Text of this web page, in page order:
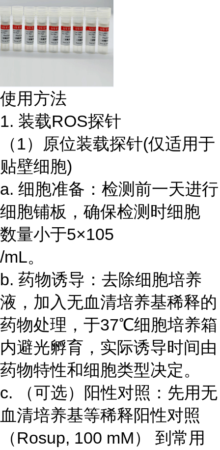
使用方法
1. 装载ROS探针
（1）原位装载探针(仅适用于
贴壁细胞)
a. 细胞准备：检测前一天进行
细胞铺板，确保检测时细胞
数量小于5×105
/mL。
b. 药物诱导：去除细胞培养
液，加入无血清培养基稀释的
药物处理，于37℃细胞培养箱
内避光孵育，实际诱导时间由
药物特性和细胞类型决定。
c. （可选）阳性对照：先用无
血清培养基等稀释阳性对照
（Rosup, 100 mM） 到常用